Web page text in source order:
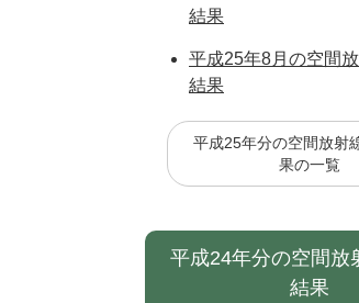
結果
平成25年8月の空間
結果
平成25年分の空間放射
果の一覧
平成24年分の空間放
結果